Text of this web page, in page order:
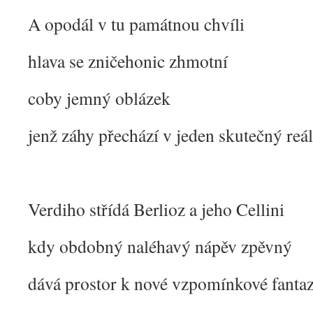
A opodál v tu památnou chvíli
hlava se zničehonic zhmotní
coby jemný oblázek
jenž záhy přechází v jeden skutečný
Verdiho střídá Berlioz a jeho Cellini
kdy obdobný naléhavý nápěv zpěvný
dává prostor k nové vzpomínkové